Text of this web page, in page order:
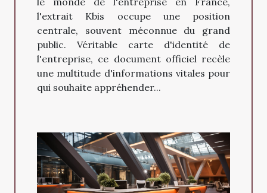
l'extrait Kbis occupe une position
centrale, souvent méconnue du grand
public. Véritable carte d'identité de
l'entreprise, ce document officiel recèle
une multitude d'informations vitales pour
qui souhaite appréhender...